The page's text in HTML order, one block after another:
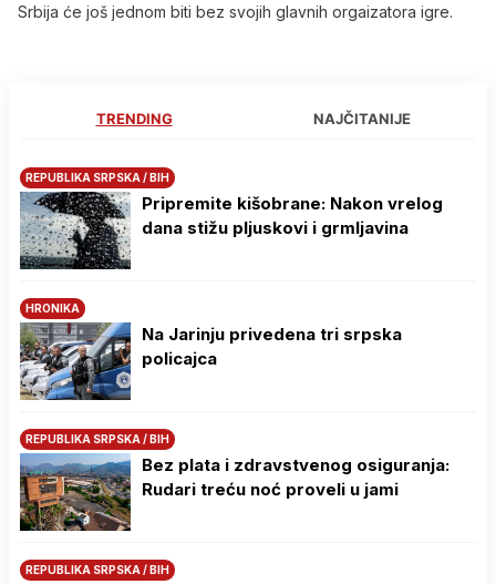
Srbija će još jednom biti bez svojih glavnih orgaizatora igre.
TRENDING NAJČITANIJE
REPUBLIKA SRPSKA / BIH
Pripremite kišobrane: Nakon vrelog
dana stižu pljuskovi i grmljavina
HRONIKA
Na Јarinju privedena tri srpska
policajca
REPUBLIKA SRPSKA / BIH
Bez plata i zdravstvenog osiguranja:
Rudari treću noć proveli u jami
REPUBLIKA SRPSKA / BIH